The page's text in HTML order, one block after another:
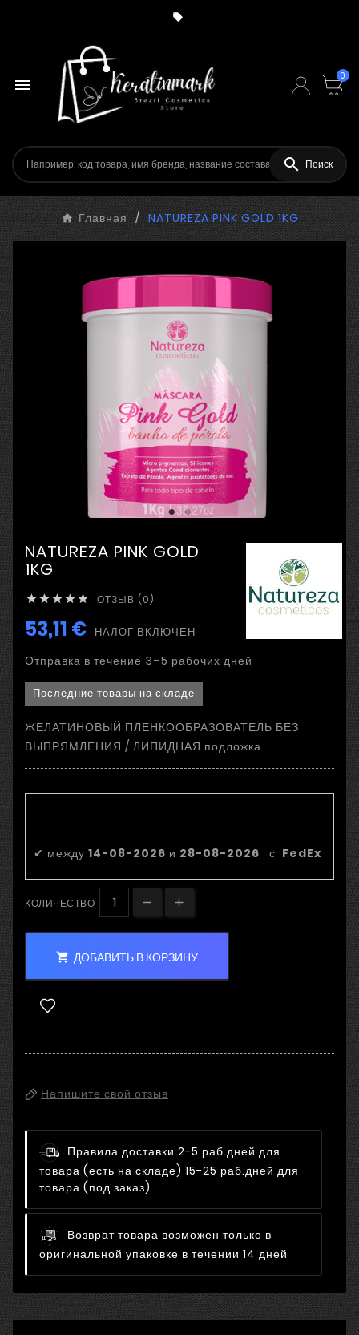

 0
 Поиск
Главная NATUREZA PINK GOLD 1KG
NATUREZA PINK GOLD
1KG
     ОТЗЫВ (0)
53,11 € НАЛОГ ВКЛЮЧЕН
Отправка в течение 3–5 рабочих дней
Последние товары на складе
ЖЕЛАТИНОВЫЙ ПЛЕНКООБРАЗОВАТЕЛЬ БЕЗ
ВЫПРЯМЛЕНИЯ / ЛИПИДНАЯ подложка
✔ между 14-08-2026 и 28-08-2026 с FedEx
КОЛИЧЕСТВО
 ДОБАВИТЬ В КОРЗИНУ
Напишите свой отзыв
Правила доставки 2-5 раб.дней для
товара (есть на складе) 15-25 раб.дней для
товара (под заказ)
Возврат товара возможен только в
оригинальной упаковке в течении 14 дней